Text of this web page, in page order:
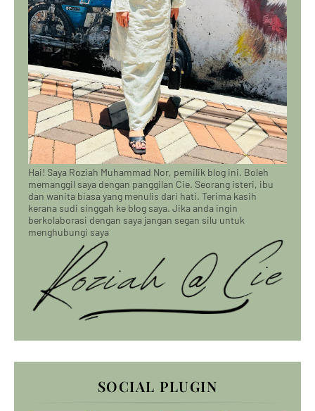
Hai! Saya Roziah Muhammad Nor, pemilik blog ini. Boleh
memanggil saya dengan panggilan Cie. Seorang isteri, ibu
dan wanita biasa yang menulis dari hati. Terima kasih
kerana sudi singgah ke blog saya. Jika anda ingin
berkolaborasi dengan saya jangan segan silu untuk
menghubungi saya
SOCIAL PLUGIN